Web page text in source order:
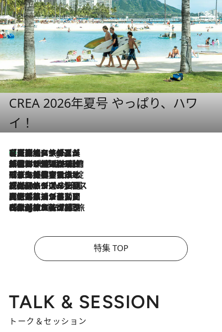
CREA 2026年夏号 やっぱり、ハワ
イ！
8 Hours Ago
【厳選旅コスメ】「多機能アイテムがメイン！」旅好き美容エディターが選んだ夏旅ベストコスメを発表【Mサイズジップ】
2026.8.6
「荷物が増えるほど旅ストレスは増す」美容ジャーナリストがたどり着いた最終結論。“化粧品を劇的に減らす”感動の凝縮美容とは
2026.8.6
「旅先には金髪ウィッグを持参」日本と同じメイクでは損してる!? 美容ジャーナリストが提案する“掟破りの旅美容”とは
2026.8.6
【厳選旅コスメ】「身軽さ＆UV対策重視！」ヘアアーティストshucoが選んだ夏旅ベストコスメを発表【Mサイズジップ】
2026.8.5
【厳選旅コスメ】国内をあちこち移動する河井菜摘が選んだ夏旅ベストコスメ発表！「リラックスアイテムはマスト」【Mサイズジップ】
2026.8.4
【厳選旅コスメ】「紫外線＆乾燥対策しながらメイク感も！」ヘア＆メイクGeorgeが選んだ夏旅ベストコスメを発表！【Mサイズジップ】
特集 TOP
TALK & SESSION
トーク＆セッション